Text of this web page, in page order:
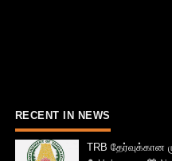
RECENT IN NEWS
TRB தேர்வுக்கான